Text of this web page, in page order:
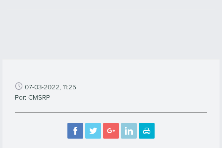
07-03-2022, 11:25
Por: CMSRP